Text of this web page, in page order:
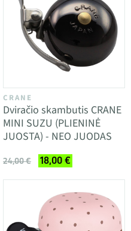
CRANE
Dviračio skambutis CRANE
MINI SUZU (PLIENINĖ
JUOSTA) - NEO JUODAS
24,00 € 18,00 €